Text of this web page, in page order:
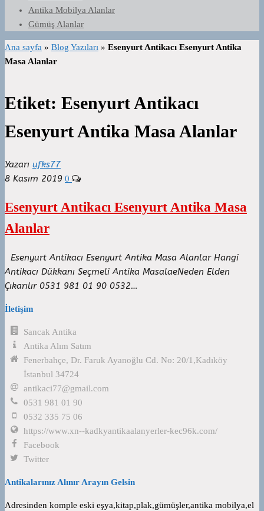
Antika Mobilya Alanlar
Gümüş Alanlar
Ana sayfa » Blog Yazıları » Esenyurt Antikacı Esenyurt Antika
Masa Alanlar
Etiket: Esenyurt Antikacı
Esenyurt Antika Masa Alanlar
Yazarı ufks77
8 Kasım 2019 0
Esenyurt Antikacı Esenyurt Antika Masa
Alanlar
Esenyurt Antikacı Esenyurt Antika Masa Alanlar Hangi
Antikacı Dükkanı Seçmeli Antika MasalaeNeden Elden
Çıkarılır 0531 981 01 90 0532…
İletişim
Sancak Antika
Antika Alım Satım
Fenerbahçe, Dr. Faruk Ayanoğlu Cd. No: 20/1,Kadıköy
İstanbul 34724
antikaci77@gmail.com
0531 981 01 90
0532 335 75 06
https://www.xn--kadkyantikaalanyerler-kec96k.com/
Facebook
Twitter
Antikalarınız Alınır Arayın Gelsin
Adresinden komple eski eşya,kitap,plak,gümüşler,antika mobilya,el